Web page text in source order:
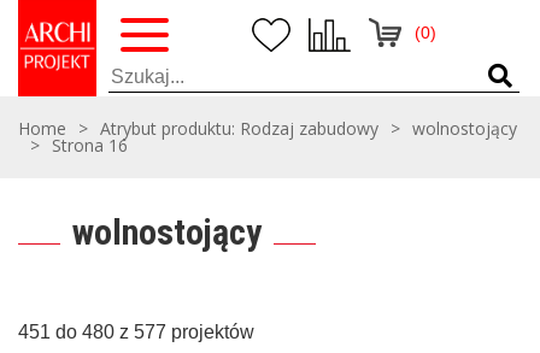
(0)
Home > Atrybut produktu: Rodzaj zabudowy > wolnostojący
> Strona 16
wolnostojący
451 do 480 z 577 projektów